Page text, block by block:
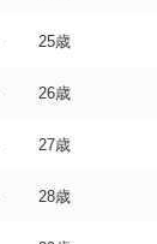
25歳
26歳
27歳
28歳